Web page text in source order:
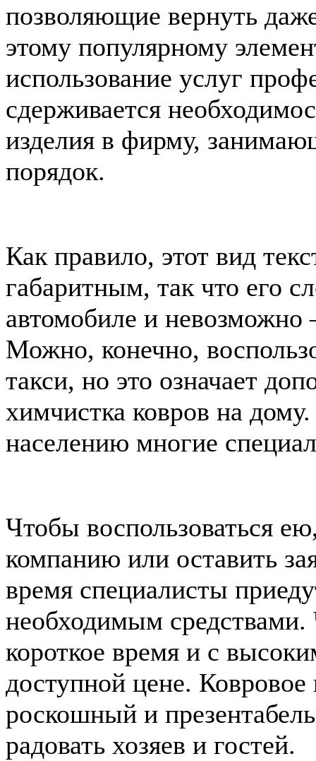
позволяющие вернуть
этому популярному
использование услуг
сдерживается
изделия в фирму,
порядок.
Как правило, этот вид
габаритным, так что его
автомобиле и невозможно
Можно, конечно,
такси, но это означает
химчистка ковров на
населению многие
Чтобы воспользоваться
компанию или оставить
время специалисты
необходимым средствами.
короткое время и с
доступной цене. Ковровое
роскошный и
радовать хозяев и гостей.